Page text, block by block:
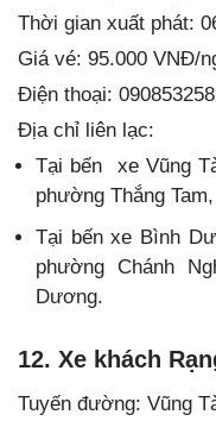
Thời gian xuất phát:
Giá vé: 95.000 VNĐ/
Điện thoại:
Địa chỉ liên lạc:
Tại bến xe Vũng
phường Thắng
Tại bến xe Bình
phường Chánh
Dương.
12. Xe khách
Tuyến đường: Vũng